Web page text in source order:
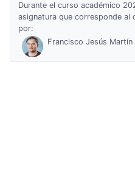
Durante el curso académico
asignatura que corresponde al
por:
Francisco Jesús Martín